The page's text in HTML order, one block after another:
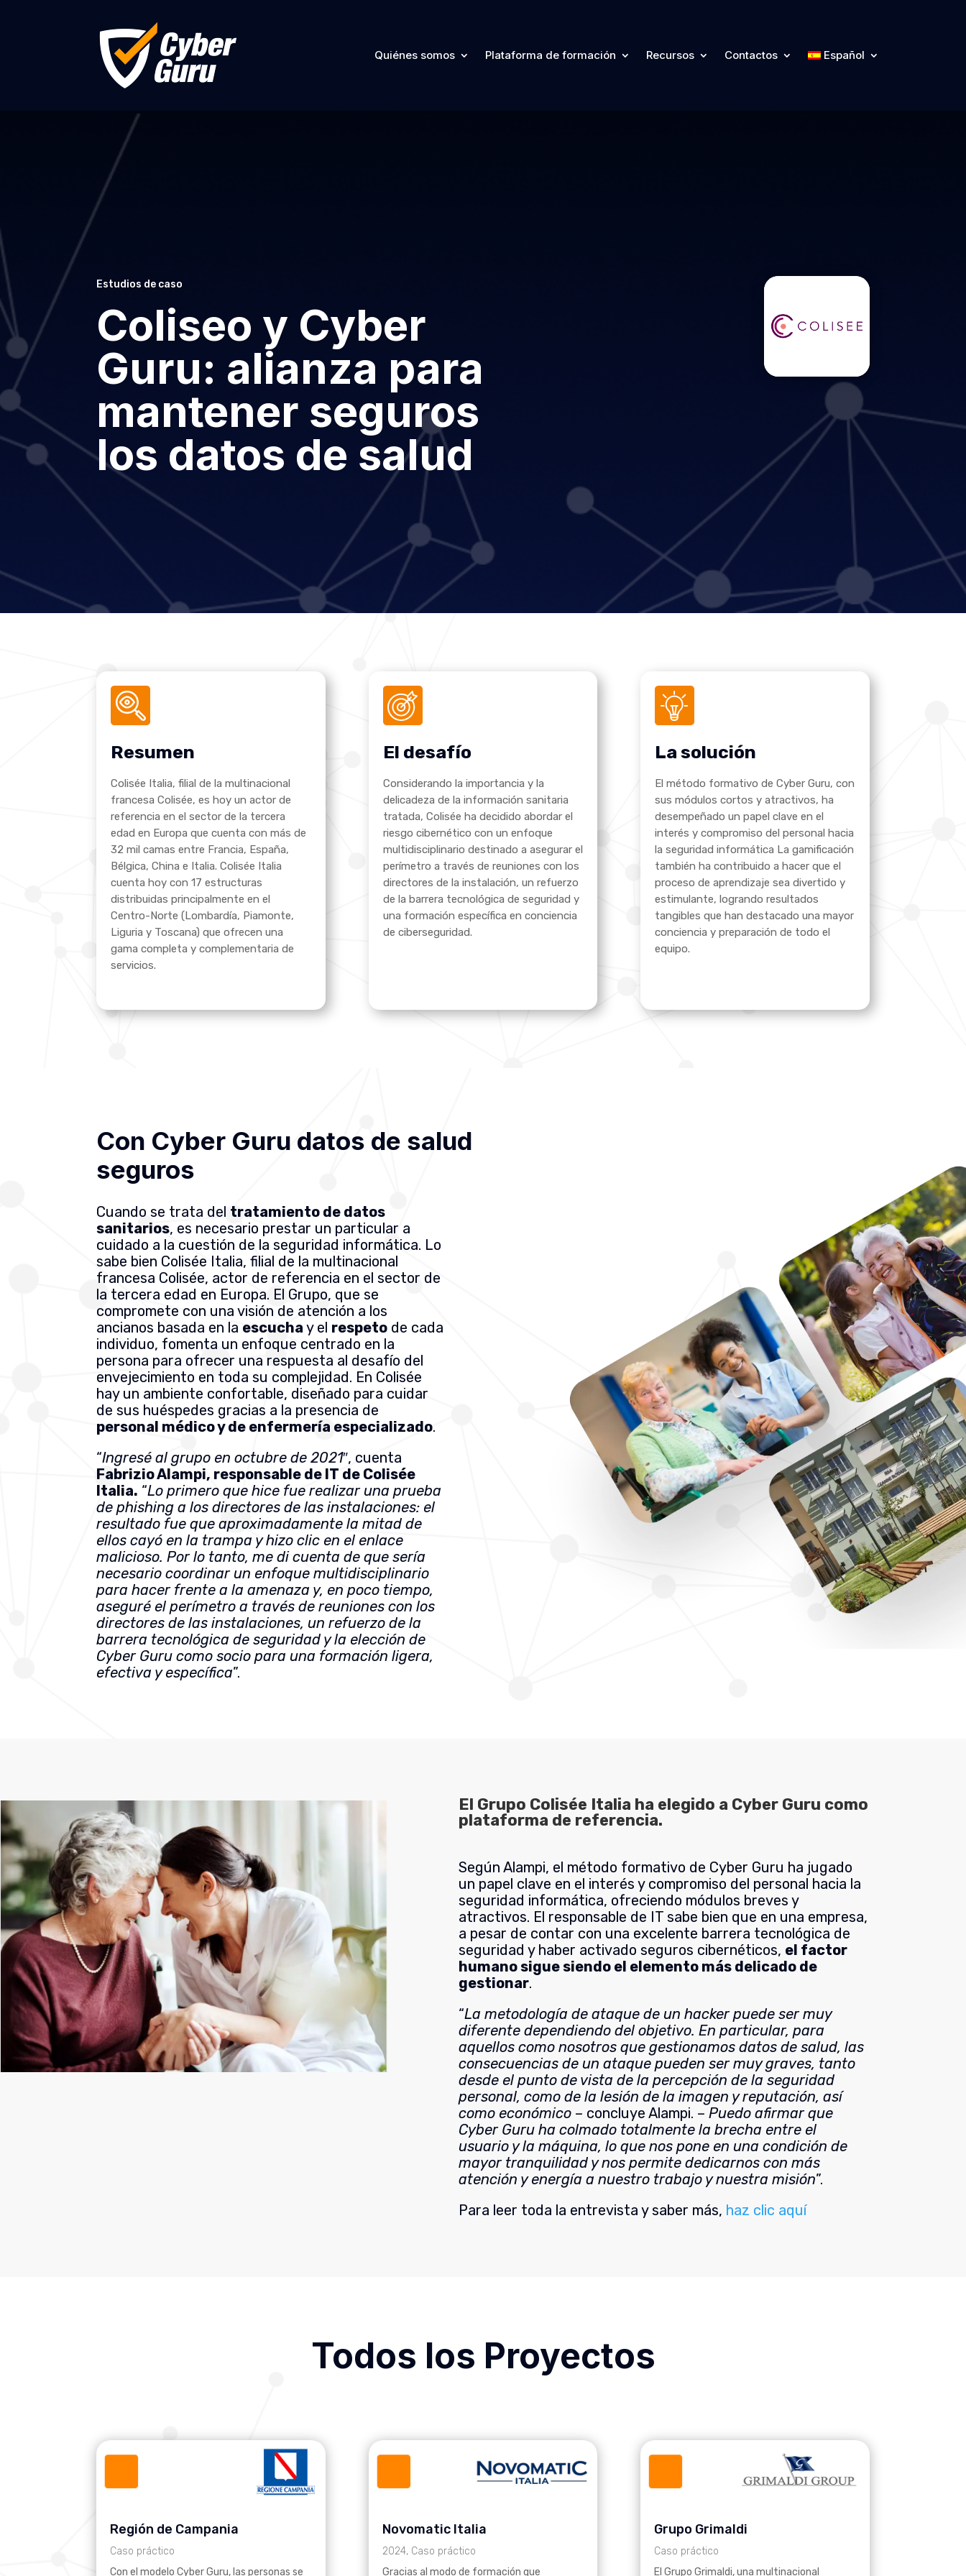
Quiénes somos Plataforma de formación Recursos Contactos Español
Estudios de caso
Coliseo y Cyber
Guru: alianza para
mantener seguros
los datos de salud
Resumen
Colisée Italia, filial de la multinacional
francesa Colisée, es hoy un actor de
referencia en el sector de la tercera
edad en Europa que cuenta con más de
32 mil camas entre Francia, España,
Bélgica, China e Italia. Colisée Italia
cuenta hoy con 17 estructuras
distribuidas principalmente en el
Centro-Norte (Lombardía, Piamonte,
Liguria y Toscana) que ofrecen una
gama completa y complementaria de
servicios.
El desafío
Considerando la importancia y la
delicadeza de la información sanitaria
tratada, Colisée ha decidido abordar el
riesgo cibernético con un enfoque
multidisciplinario destinado a asegurar el
perímetro a través de reuniones con los
directores de la instalación, un refuerzo
de la barrera tecnológica de seguridad y
una formación específica en conciencia
de ciberseguridad.
La solución
El método formativo de Cyber Guru, con
sus módulos cortos y atractivos, ha
desempeñado un papel clave en el
interés y compromiso del personal hacia
la seguridad informática La gamificación
también ha contribuido a hacer que el
proceso de aprendizaje sea divertido y
estimulante, logrando resultados
tangibles que han destacado una mayor
conciencia y preparación de todo el
equipo.
Con Cyber Guru datos de salud
seguros
Cuando se trata del tratamiento de datos
sanitarios, es necesario prestar un particular a
cuidado a la cuestión de la seguridad informática. Lo
sabe bien Colisée Italia, filial de la multinacional
francesa Colisée, actor de referencia en el sector de
la tercera edad en Europa. El Grupo, que se
compromete con una visión de atención a los
ancianos basada en la escucha y el respeto de cada
individuo, fomenta un enfoque centrado en la
persona para ofrecer una respuesta al desafío del
envejecimiento en toda su complejidad. En Colisée
hay un ambiente confortable, diseñado para cuidar
de sus huéspedes gracias a la presencia de
personal médico y de enfermería especializado.
“Ingresé al grupo en octubre de 2021″, cuenta
Fabrizio Alampi, responsable de IT de Colisée
Italia. “Lo primero que hice fue realizar una prueba
de phishing a los directores de las instalaciones: el
resultado fue que aproximadamente la mitad de
ellos cayó en la trampa y hizo clic en el enlace
malicioso. Por lo tanto, me di cuenta de que sería
necesario coordinar un enfoque multidisciplinario
para hacer frente a la amenaza y, en poco tiempo,
aseguré el perímetro a través de reuniones con los
directores de las instalaciones, un refuerzo de la
barrera tecnológica de seguridad y la elección de
Cyber Guru como socio para una formación ligera,
efectiva y específica”.
El Grupo Colisée Italia ha elegido a Cyber Guru como
plataforma de referencia.
Según Alampi, el método formativo de Cyber Guru ha jugado
un papel clave en el interés y compromiso del personal hacia la
seguridad informática, ofreciendo módulos breves y
atractivos. El responsable de IT sabe bien que en una empresa,
a pesar de contar con una excelente barrera tecnológica de
seguridad y haber activado seguros cibernéticos, el factor
humano sigue siendo el elemento más delicado de
gestionar.
“La metodología de ataque de un hacker puede ser muy
diferente dependiendo del objetivo. En particular, para
aquellos como nosotros que gestionamos datos de salud, las
consecuencias de un ataque pueden ser muy graves, tanto
desde el punto de vista de la percepción de la seguridad
personal, como de la lesión de la imagen y reputación, así
como económico – concluye Alampi. –Puedo afirmar que
Cyber Guru ha colmado totalmente la brecha entre el
usuario y la máquina, lo que nos pone en una condición de
mayor tranquilidad y nos permite dedicarnos con más
atención y energía a nuestro trabajo y nuestra misión”.
Para leer toda la entrevista y saber más, haz clic aquí
Todos los Proyectos
Región de Campania
Caso práctico
Con el modelo Cyber Guru, las personas se
Novomatic Italia
2024, Caso práctico
Gracias al modo de formación que
Grupo Grimaldi
Caso práctico
El Grupo Grimaldi, una multinacional